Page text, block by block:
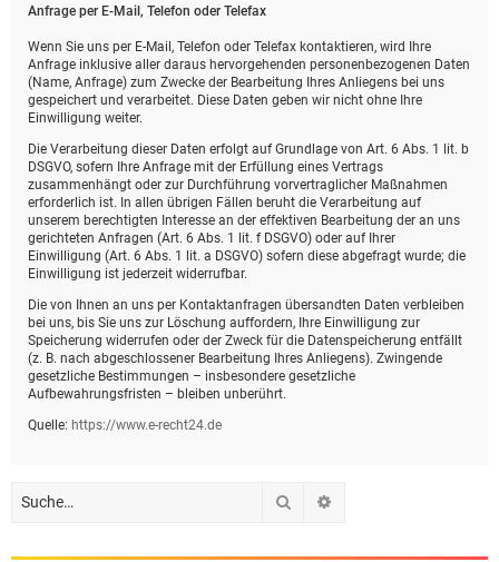
Anfrage per E-Mail, Telefon oder Telefax
Wenn Sie uns per E-Mail, Telefon oder Telefax kontaktieren, wird Ihre
Anfrage inklusive aller daraus hervorgehenden personenbezogenen Daten
(Name, Anfrage) zum Zwecke der Bearbeitung Ihres Anliegens bei uns
gespeichert und verarbeitet. Diese Daten geben wir nicht ohne Ihre
Einwilligung weiter.
Die Verarbeitung dieser Daten erfolgt auf Grundlage von Art. 6 Abs. 1 lit. b
DSGVO, sofern Ihre Anfrage mit der Erfüllung eines Vertrags
zusammenhängt oder zur Durchführung vorvertraglicher Maßnahmen
erforderlich ist. In allen übrigen Fällen beruht die Verarbeitung auf
unserem berechtigten Interesse an der effektiven Bearbeitung der an uns
gerichteten Anfragen (Art. 6 Abs. 1 lit. f DSGVO) oder auf Ihrer
Einwilligung (Art. 6 Abs. 1 lit. a DSGVO) sofern diese abgefragt wurde; die
Einwilligung ist jederzeit widerrufbar.
Die von Ihnen an uns per Kontaktanfragen übersandten Daten verbleiben
bei uns, bis Sie uns zur Löschung auffordern, Ihre Einwilligung zur
Speicherung widerrufen oder der Zweck für die Datenspeicherung entfällt
(z. B. nach abgeschlossener Bearbeitung Ihres Anliegens). Zwingende
gesetzliche Bestimmungen – insbesondere gesetzliche
Aufbewahrungsfristen – bleiben unberührt.
Quelle: https://www.e-recht24.de
Suche